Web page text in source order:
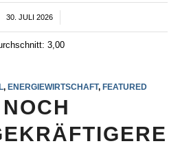
30. JULI 2026
3,00
, ENERGIEWIRTSCHAFT, FEATURED
NOCH